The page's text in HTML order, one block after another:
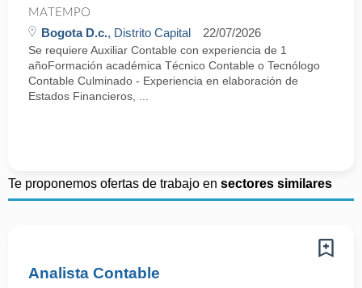
MATEMPO
Bogota D.c., Distrito Capital 22/07/2026
Se requiere Auxiliar Contable con experiencia de 1
añoFormación académica Técnico Contable o Tecnólogo
Contable Culminado - Experiencia en elaboración de
Estados Financieros, ...
Te proponemos ofertas de trabajo en sectores similares
Analista Contable